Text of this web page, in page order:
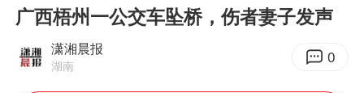
“立秋的第一杯奶茶”又爆单了
广西梧州一公交车坠桥，伤者妻子发声
潇湘晨报
湖南 0